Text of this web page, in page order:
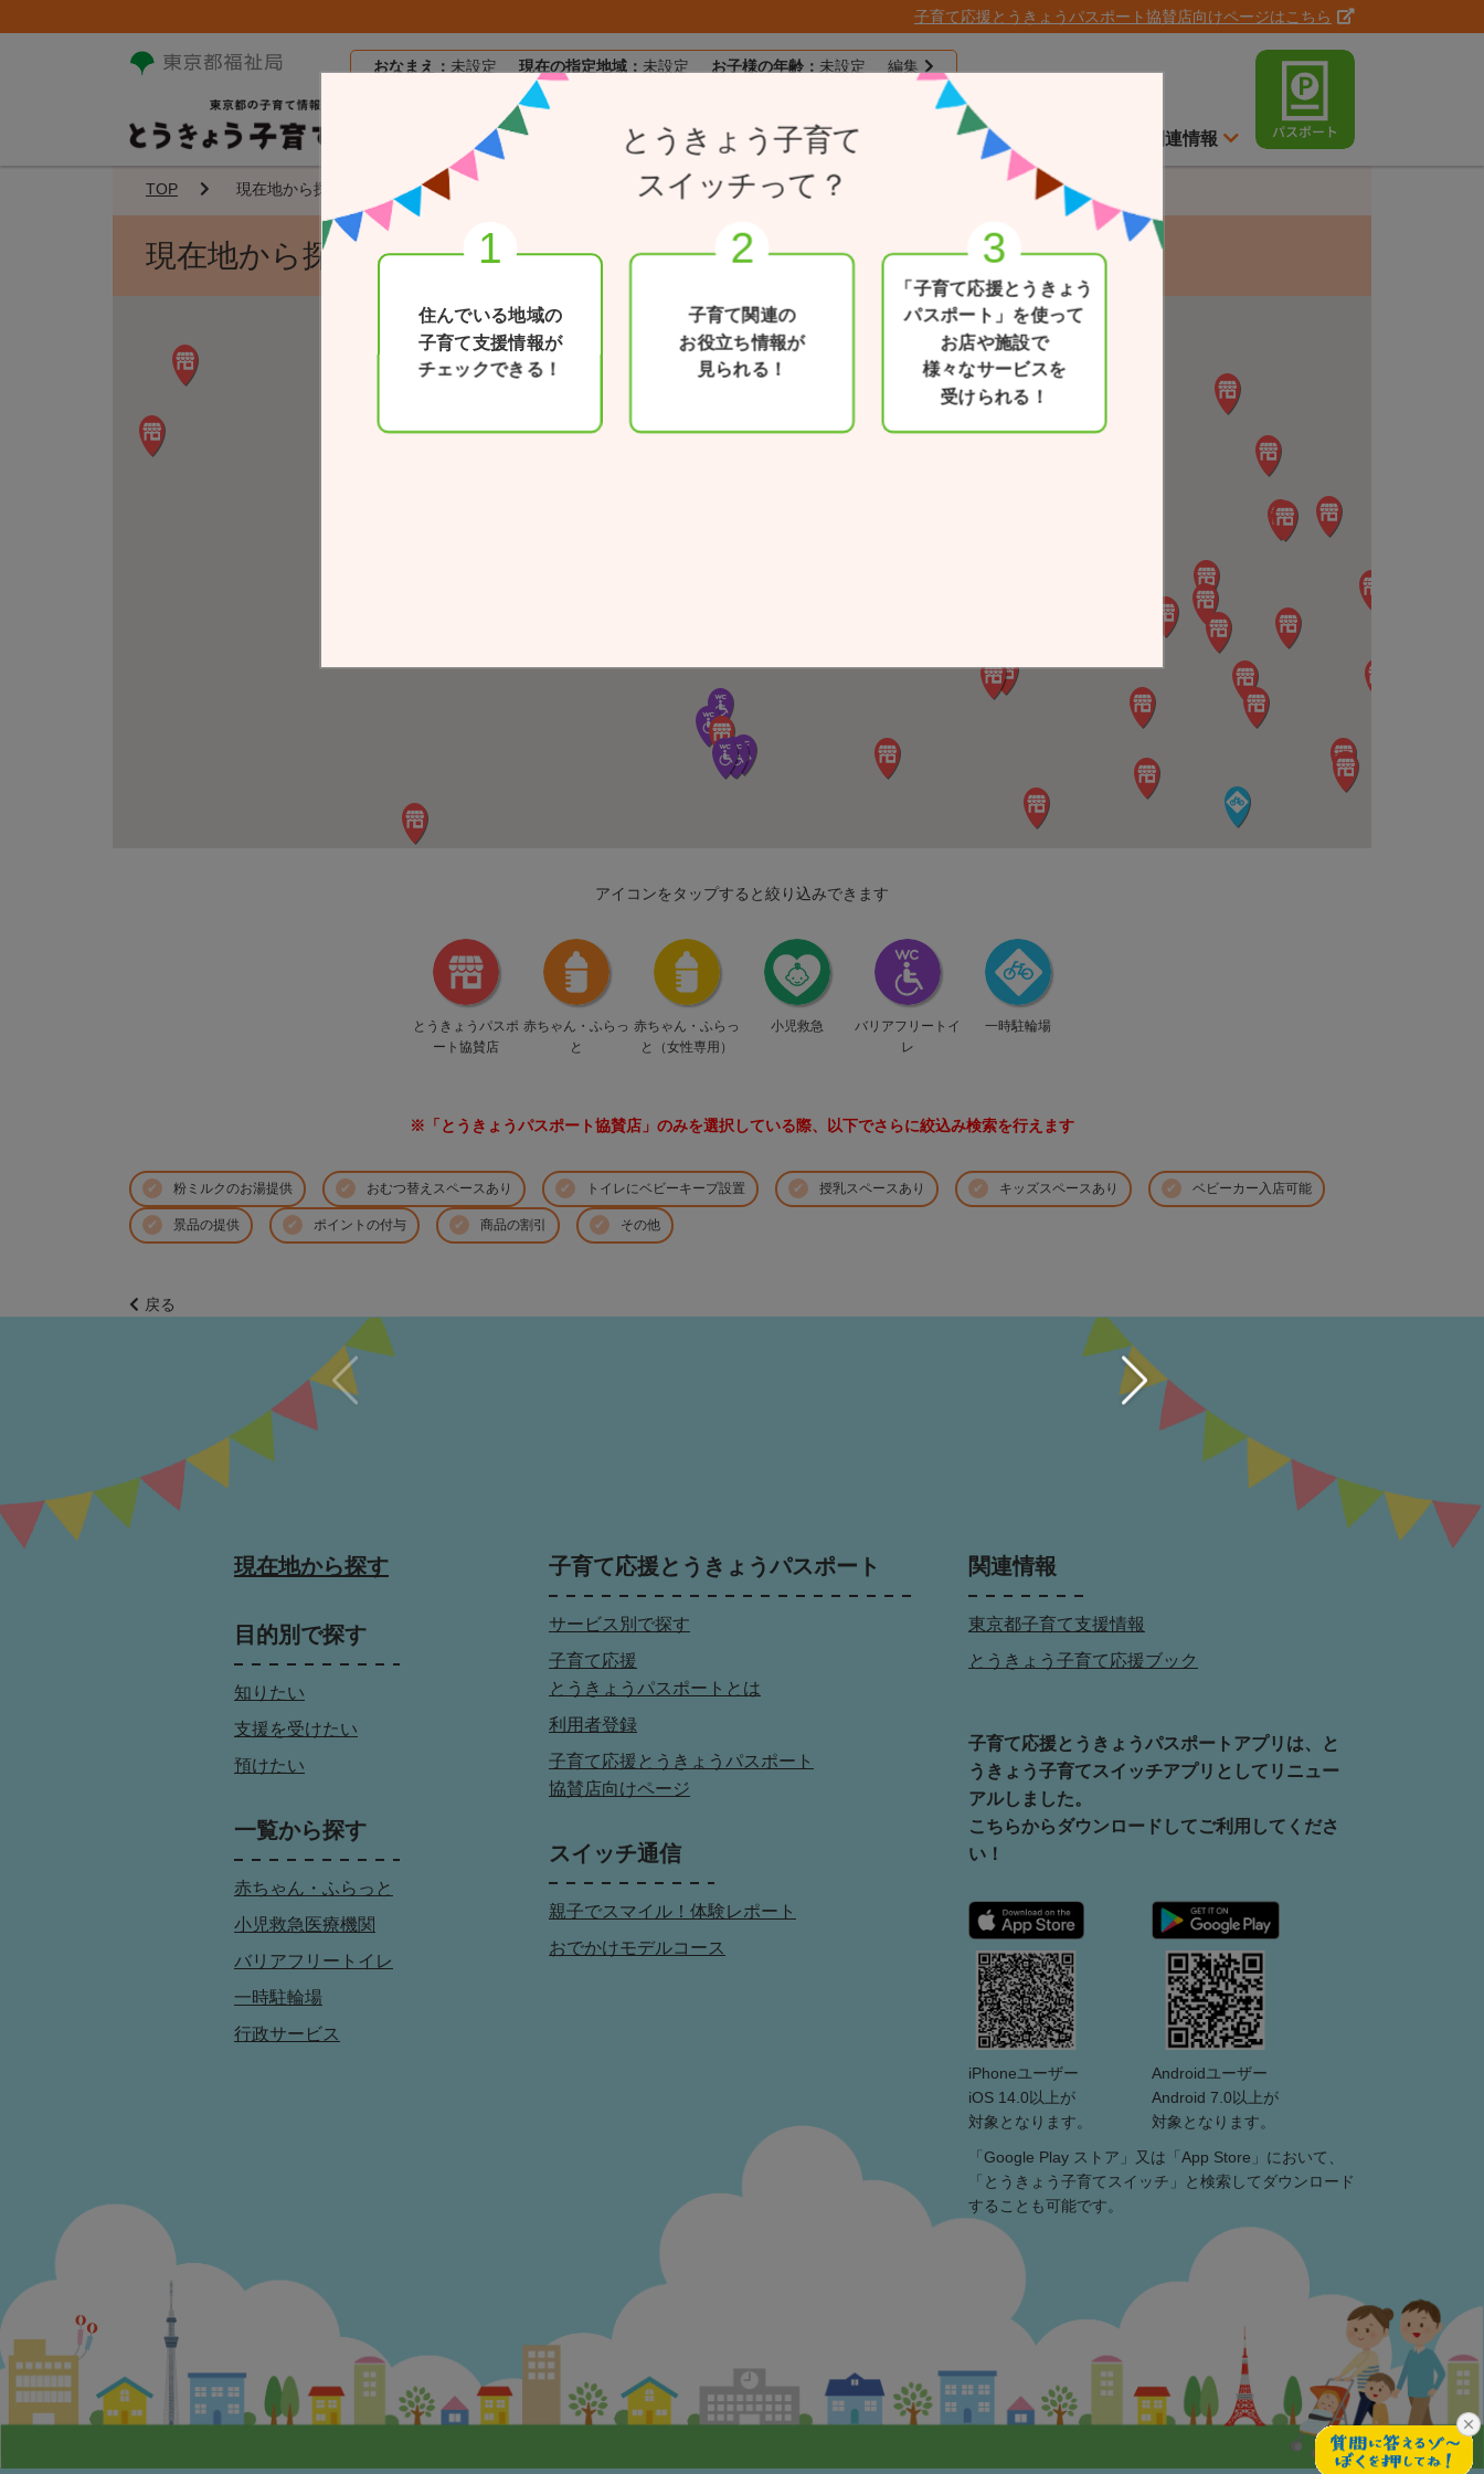
子育て応援とうきょうパスポート協賛店向けページはこちら
おなまえ： 未設定 現在の指定地域： 未設定 お子様の年齢： 未設定 編集
目的別で探す 一覧から探す
とうきょうパスポート
関連情報
TOP 現在地から探す
現在地から探す
アイコンをタップすると絞り込みできます
とうきょう パスポ
ート協賛店
赤ちゃん・ふらっ
と
赤ちゃん・ふらっ
と（女性専用）
小児救急
バリアフリートイ
レ
一時駐輪場
※「とうきょうパスポート協賛店」のみを選択している際、以下でさらに絞込み検索を行えます
粉ミルクのお湯提供 おむつ替えスペースあり トイレにベビーキープ設置 授乳スペースあり キッズスペースあり ベビーカー入店可能
景品の提供 ポイントの付与 商品の割引 その他
戻る
現在地から探す
目的別で探す
知りたい
支援を受けたい
預けたい
一覧から探す
赤ちゃん・ふらっと
小児救急医療機関
バリアフリートイレ
一時駐輪場
行政サービス
子育て応援とうきょうパスポート
サービス別で探す
子育て応援
とうきょうパスポートとは
利用者登録
子育て応援とうきょうパスポート
協賛店向けページ
スイッチ通信
親子でスマイル！体験レポート
おでかけモデルコース
関連情報
東京都子育て支援情報
とうきょう子育て応援ブック
子育て応援とうきょうパスポートアプリは、と
うきょう子育てスイッチアプリとしてリニュー
アルしました。
こちらからダウンロードしてご利用してくださ
い！
iPhoneユーザー
iOS 14.0以上が
対象となります。
Androidユーザー
Android 7.0以上が
対象となります。
「Google Play ストア」又は「App Store」において、
「とうきょう子育てスイッチ」と検索してダウンロード
することも可能です。
とうきょう子育て
スイッチって？
住んでいる地域の
子育て支援情報が
チェックできる！
子育て関連の
お役立ち情報が
見られる！
「子育て応援とうきょう
パスポート」を使って
お店や施設で
様々なサービスを
受けられる！